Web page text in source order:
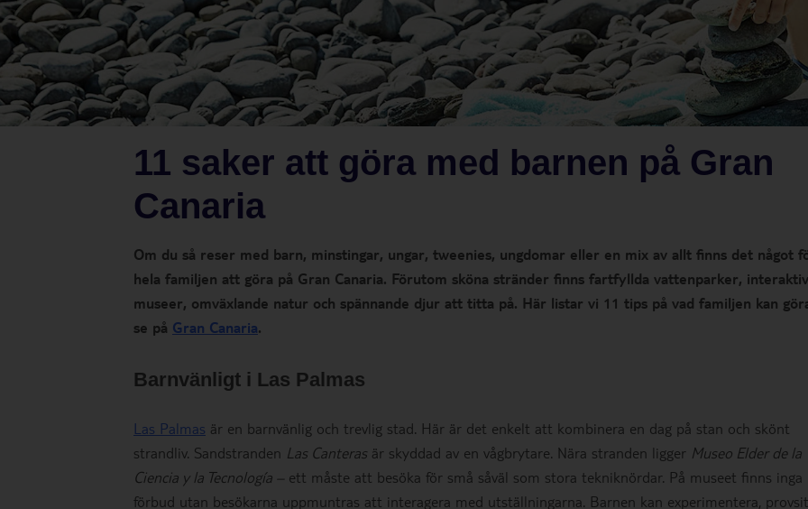
11 saker att göra med barnen på Gran
Canaria
Om du så reser med barn, minstingar, ungar, tweenies, ungdomar eller en mix av allt finns det något
hela familjen att göra på Gran Canaria. Förutom sköna stränder finns fartfyllda vattenparker,
museer, omväxlande natur och spännande djur att titta på. Här listar vi 11 tips på vad familjen kan
se på Gran Canaria.
Barnvänligt i Las Palmas
Las Palmas är en barnvänlig och trevlig stad. Här är det enkelt att kombinera en dag på stan och skönt
strandliv. Sandstranden Las Canteras är skyddad av en vågbrytare. Nära stranden ligger Museo Elder de la
Ciencia y la Tecnología –
ett måste att besöka för små såväl som stora tekniknördar. På museet finns inga
förbud utan besökarna uppmuntras att interagera med utställningarna. Barnen kan experimentera,